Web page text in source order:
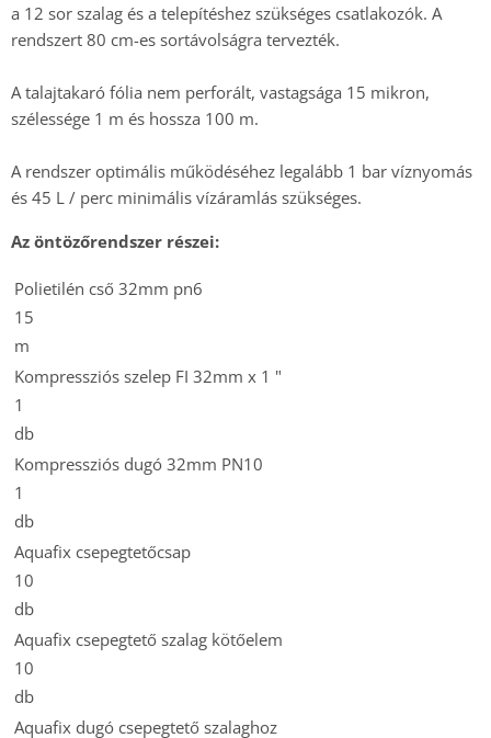
a 12 sor szalag és a telepítéshez szükséges csatlakozók. A
rendszert 80 cm-es sortávolságra tervezték.
A talajtakaró fólia nem perforált, vastagsága 15 mikron,
szélessége 1 m és hossza 100 m.
A rendszer optimális működéséhez legalább 1 bar víznyomás
és 45 L / perc minimális vízáramlás szükséges.
Az öntözőrendszer részei:
Polietilén cső 32mm pn6
15
m
Kompressziós szelep FI 32mm x 1 "
1
db
Kompressziós dugó 32mm PN10
1
db
Aquafix csepegtetőcsap
10
db
Aquafix csepegtető szalag kötőelem
10
db
Aquafix dugó csepegtető szalaghoz